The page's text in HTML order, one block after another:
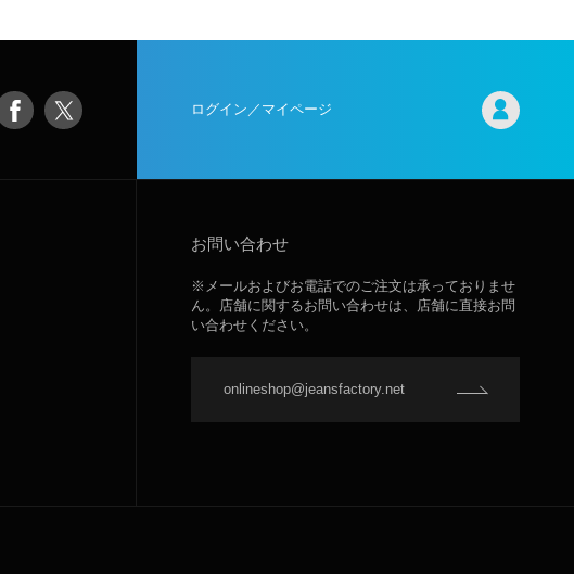
ログイン／マイページ
お問い合わせ
※メールおよびお電話でのご注文は承っておりませ
ん。店舗に関するお問い合わせは、店舗に直接お問
い合わせください。
onlineshop@jeansfactory.net